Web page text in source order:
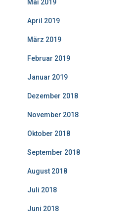
Mai 2019
April 2019
März 2019
Februar 2019
Januar 2019
Dezember 2018
November 2018
Oktober 2018
September 2018
August 2018
Juli 2018
Juni 2018